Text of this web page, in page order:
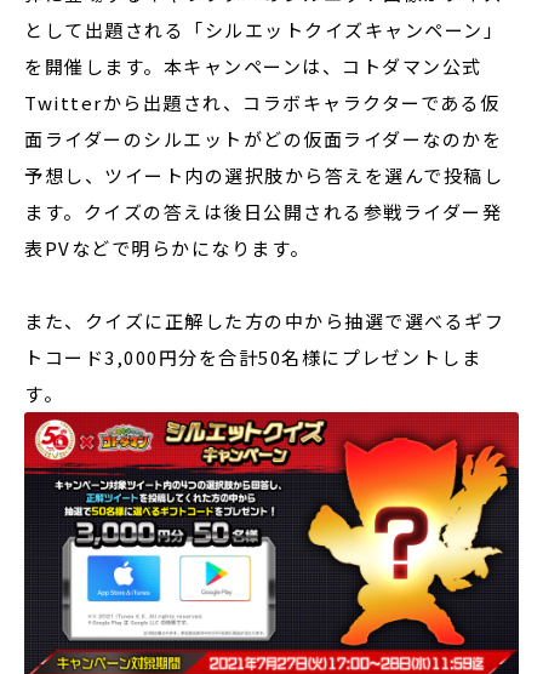
として出題される「シルエットクイズキャンペーン」
を開催します。本キャンペーンは、コトダマン公式
Twitterから出題され、コラボキャラクターである仮
面ライダーのシルエットがどの仮面ライダーなのかを
予想し、ツイート内の選択肢から答えを選んで投稿し
ます。クイズの答えは後日公開される参戦ライダー発
表PVなどで明らかになります。
また、クイズに正解した方の中から抽選で選べるギフ
トコード3,000円分を合計50名様にプレゼントしま
す。